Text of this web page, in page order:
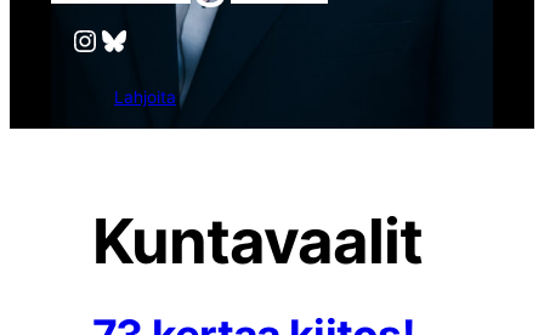
Instagram Bluesky
Lahjoita
Kuntavaalit